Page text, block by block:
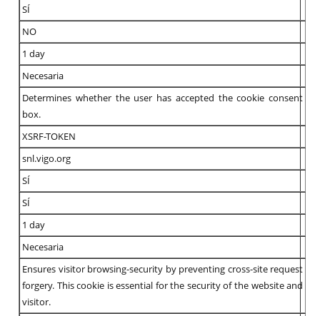
SÍ
NO
1 day
Necesaria
Determines whether the user has accepted the cookie consent
box.
XSRF-TOKEN
snl.vigo.org
SÍ
SÍ
1 day
Necesaria
Ensures visitor browsing-security by preventing cross-site request
forgery. This cookie is essential for the security of the website and
visitor.